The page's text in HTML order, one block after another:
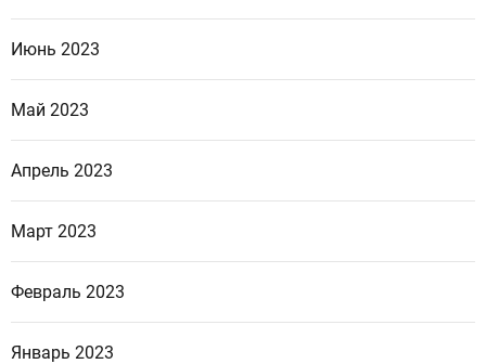
Июнь 2023
Май 2023
Апрель 2023
Март 2023
Февраль 2023
Январь 2023